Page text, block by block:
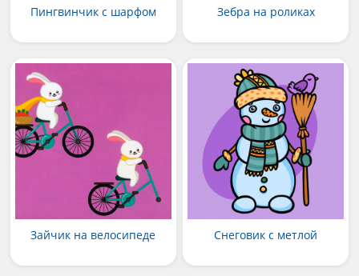
Пингвинчик с шарфом Зебра на роликах
Зайчик на велосипеде Снеговик с метлой